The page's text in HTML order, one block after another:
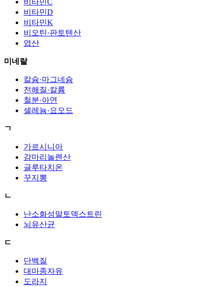
비타민D
비타민K
비오틴·판토텐산
엽산
미네랄
칼슘·마그네슘
전해질·칼륨
철분·아연
셀레늄·요오드
ㄱ
가르시니아
감마리놀렌산
글루타치온
꾸지뽕
ㄴ
난소화성말토덱스트린
뇌유산균
ㄷ
단백질
대마종자유
도라지